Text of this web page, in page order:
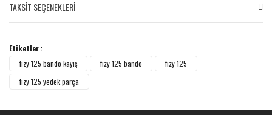
TAKSİT SEÇENEKLERİ
Etiketler :
fizy 125 bando kayış
fizy 125 bando
fızy 125
fizy 125 yedek parça